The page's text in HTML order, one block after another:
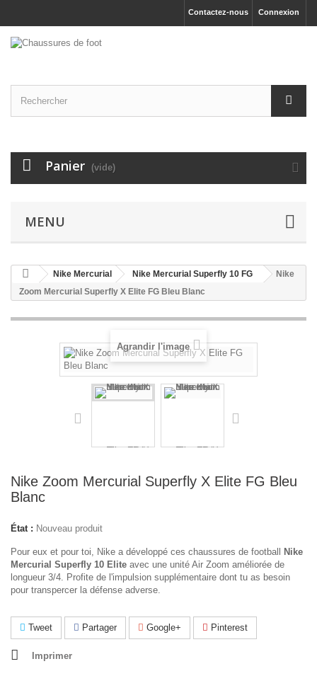
Connexion
Contactez-nous
Panier (vide)
MENU
Nike Mercurial Nike Mercurial Superfly 10 FG
Nike
Zoom Mercurial Superfly X Elite FG Bleu Blanc
Agrandir l'image
Nike Zoom Mercurial Superfly X Elite FG Bleu
Blanc
État : Nouveau produit
Pour eux et pour toi, Nike a développé ces chaussures de football
Nike
Mercurial Superfly 10 Elite avec une unité Air Zoom améliorée de
longueur 3/4. Profite de l'impulsion supplémentaire dont tu as besoin
pour transpercer la défense adverse.
Tweet Partager Google+ Pinterest
Imprimer